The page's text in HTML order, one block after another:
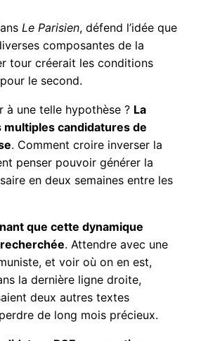
Le Parisien, défend l’idée que
composantes de la
tour créerait les conditions
le second.
à une telle hypothèse ? La
candidatures de
. Comment croire inverser la
penser pouvoir générer la
en deux semaines entre les
que cette dynamique
. Attendre avec une
et voir où on en est,
la dernière ligne droite,
deux autres textes
de long mois précieux.